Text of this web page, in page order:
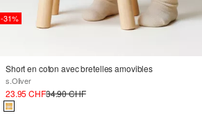
-31%
Short en coton avec bretelles amovibles
s.Oliver
23.95 CHF34.90 CHF